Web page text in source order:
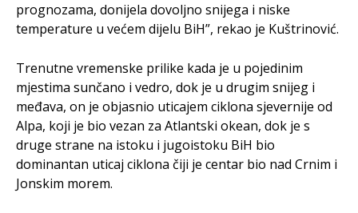
prognozama, donijela dovoljno snijega i niske
temperature u većem dijelu BiH”, rekao je Kuštrinović.
Trenutne vremenske prilike kada je u pojedinim
mjestima sunčano i vedro, dok je u drugim snijeg i
međava, on je objasnio uticajem ciklona sjevernije od
Alpa, koji je bio vezan za Atlantski okean, dok je s
druge strane na istoku i jugoistoku BiH bio
dominantan uticaj ciklona čiji je centar bio nad Crnim i
Jonskim morem.